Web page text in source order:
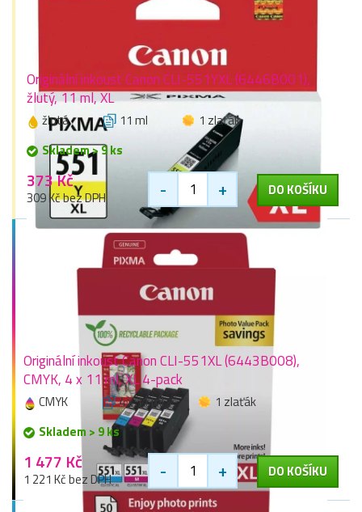
Originální inkoust Canon CLI-551YXL (6446B001),
žlutý, 11 ml, XL
žlutá 11 ml
1 zlaťák
Skladem > 9 ks
373 Kč
309 Kč bez DPH - + DO KOŠÍKU
Originální inkoust Canon CLI-551XL (6443B008),
CMYK, 4 x 11 ml, XL 4-pack
CMYK 4 x 11 ml
1 zlaťák
Skladem > 9 ks
1 477 Kč
1 221 Kč bez DPH - + DO KOŠÍKU